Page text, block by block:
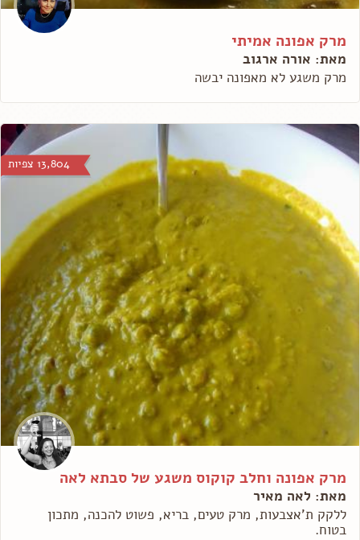
מרק אפונה אמיתי
מאת: אורה ארגוב
מרק משגע לא מאפונה יבשה
13,804 צפיות
מרק אפונה וחלב קוקוס משגע של סבתא לאה
מאת: לאה מאיר
ללקק ת'אצבעות, מרק טעים, בריא, פשוט להכנה, מתכון
בטוח.